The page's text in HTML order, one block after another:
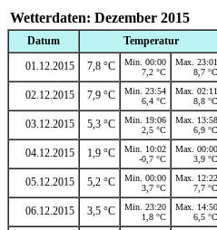
Wetterdaten: Dezember 2015
Datum Temperatur
01.12.2015
7,8 °C
Min. 00:00
7,2 °C
Max. 23:01
8,7 °C
02.12.2015 7,9 °C
Min. 23:54
6,4 °C
Max. 02:11
8,8 °C
03.12.2015 5,3 °C
Min. 19:06
2,5 °C
Max. 13:58
6,9 °C
04.12.2015 1,9 °C
Min. 10:02
-0,7 °C
Max. 00:00
3,9 °C
05.12.2015 5,2 °C
Min. 00:00
3,7 °C
Max. 12:22
7,7 °C
06.12.2015 3,5 °C
Min. 23:20
1,8 °C
Max. 14:50
6,5 °C